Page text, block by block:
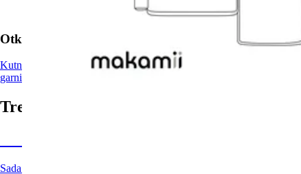
Otkrijte više
Kutne garniture Kutne garniture · Makamii
garniture
Trenutno na Bonamiju
Sada možete nabaviti više od 10.000 proizvoda do 40% jeftinije